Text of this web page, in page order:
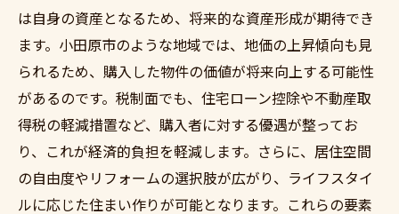
購入後のランニングコストの見積もり
予算を抑えつつ理想を実現する方法
節約しながら理想の住まいを手に入れる工
夫
地価上昇を見越した小田原市での価値ある不動
産投資
不動産投資の基本知識
は自身の資産となるため、将来的な資産形成が期待でき
ます。小田原市のような地域では、地価の上昇傾向も見
られるため、購入した物件の価値が将来向上する可能性
があるのです。税制面でも、住宅ローン控除や不動産取
得税の軽減措置など、購入者に対する優遇が整ってお
り、これが経済的負担を軽減します。さらに、居住空間
の自由度やリフォームの選択肢が広がり、ライフスタイ
ルに応じた住まい作りが可能となります。これらの要素